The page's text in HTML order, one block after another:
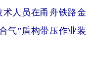
人员在甬舟铁路金
气”盾构带压作业装